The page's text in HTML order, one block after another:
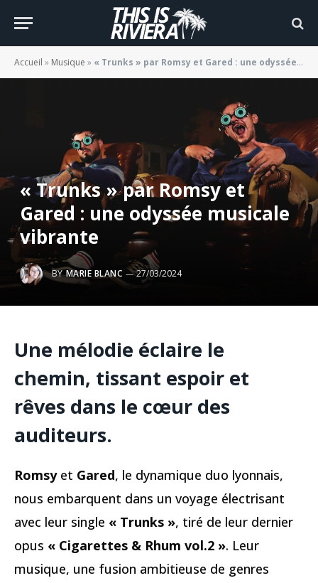
Accueil » Musique » « Trunks » par Romsy et Gared : une odyssée musicale vibrante
« Trunks » par Romsy et
Gared : une odyssée musicale
vibrante
BY MARIE BLANC 27/03/2024
Une mélodie éclaire le
chemin, tissant espoir et
rêves dans le cœur des
auditeurs.
Romsy et Gared, le dynamique duo lyonnais,
nous embarquent dans un voyage électrisant
avec leur single « Trunks », tiré de leur dernier
opus « Cigarettes & Rhum vol.2 ». Leur
musique, une fusion ambitieuse de genres